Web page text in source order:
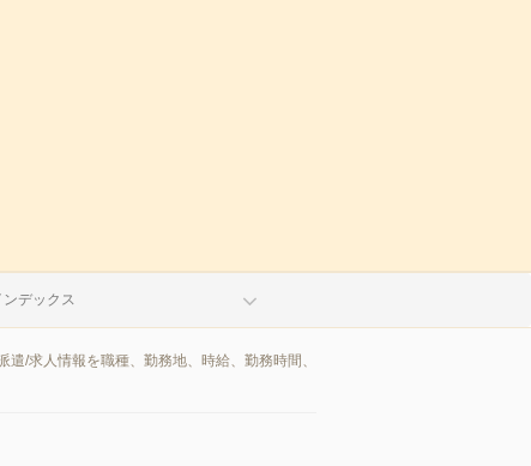
ンデックス
/求人情報を職種、勤務地、時給、勤務時間、